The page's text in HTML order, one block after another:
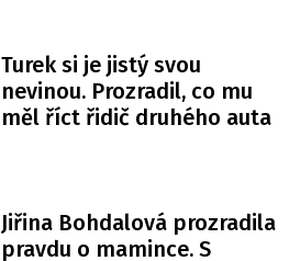
Turek si je jistý svou
nevinou. Prozradil, co mu
měl říct řidič druhého auta
Jiřina Bohdalová prozradila
pravdu o mamince. S